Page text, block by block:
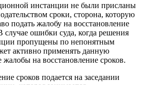
инстанции не были присланы
сроки, сторона, которую
подать жалобу на восстановление
ошибки суда, когда решения
пропущены по непонятным
активно применять данную
жалобы на восстановление сроков.
сроков подается на заседании